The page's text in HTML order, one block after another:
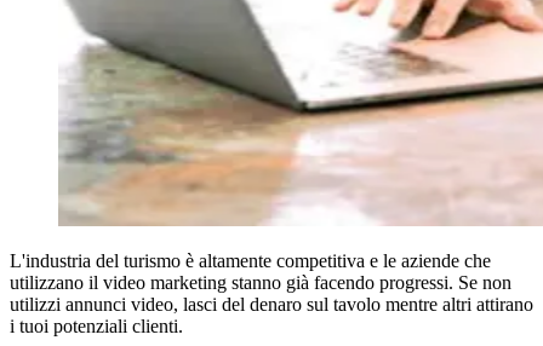
L'industria del turismo è altamente competitiva e le aziende che
utilizzano il video marketing stanno già facendo progressi. Se non
utilizzi annunci video, lasci del denaro sul tavolo mentre altri attirano
i tuoi potenziali clienti.